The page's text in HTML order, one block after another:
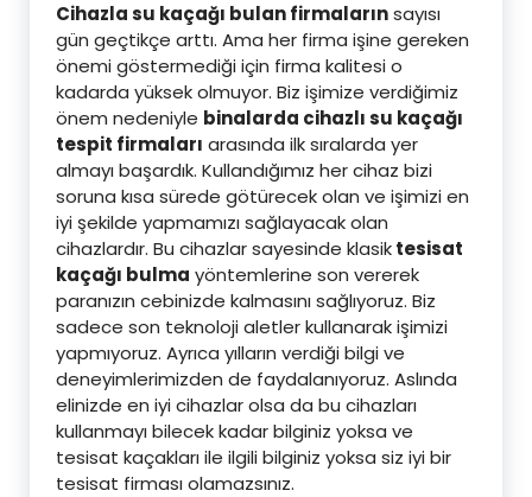
Cihazla su kaçağı bulan firmalarınsayısı
gün geçtikçe arttı. Ama her firma işine gereken
önemi göstermediği için firma kalitesi o
kadarda yüksek olmuyor. Biz işimize verdiğimiz
önem nedeniyle binalarda cihazlı su kaçağı
tespit firmaları arasında ilk sıralarda yer
almayı başardık. Kullandığımız her cihaz bizi
soruna kısa sürede götürecek olan ve işimizi en
iyi şekilde yapmamızı sağlayacak olan
cihazlardır. Bu cihazlar sayesinde klasiktesisat
kaçağı bulma yöntemlerine son vererek
paranızın cebinizde kalmasını sağlıyoruz. Biz
sadece son teknoloji aletler kullanarak işimizi
yapmıyoruz. Ayrıca yılların verdiği bilgi ve
deneyimlerimizden de faydalanıyoruz. Aslında
elinizde en iyi cihazlar olsa da bu cihazları
kullanmayı bilecek kadar bilginiz yoksa ve
tesisat kaçakları ile ilgili bilginiz yoksa siz iyi bir
tesisat firması olamazsınız.